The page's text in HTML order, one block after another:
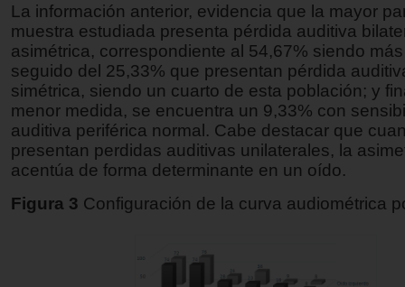
La información anterior, evidencia que la mayor
muestra estudiada presenta pérdida auditiva
asimétrica, correspondiente al 54,67% siendo
seguido del 25,33% que presentan pérdida
simétrica, siendo un cuarto de esta población; y
menor medida, se encuentra un 9,33% con
auditiva periférica normal. Cabe destacar que
presentan perdidas auditivas unilaterales, la
acentúa de forma determinante en un oído.
Figura 3 Configuración de la curva audiométrica